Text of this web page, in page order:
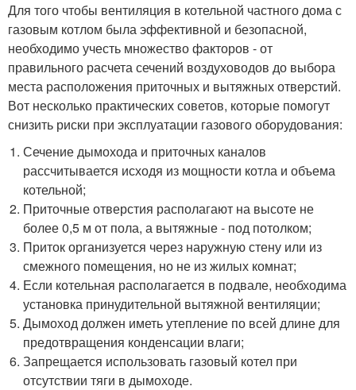
Для того чтобы вентиляция в котельной частного дома с
газовым котлом была эффективной и безопасной,
необходимо учесть множество факторов - от
правильного расчета сечений воздуховодов до выбора
места расположения приточных и вытяжных отверстий.
Вот несколько практических советов, которые помогут
снизить риски при эксплуатации газового оборудования:
Сечение дымохода и приточных каналов
рассчитывается исходя из мощности котла и объема
котельной;
Приточные отверстия располагают на высоте не
более 0,5 м от пола, а вытяжные - под потолком;
Приток организуется через наружную стену или из
смежного помещения, но не из жилых комнат;
Если котельная располагается в подвале, необходима
установка принудительной вытяжной вентиляции;
Дымоход должен иметь утепление по всей длине для
предотвращения конденсации влаги;
Запрещается использовать газовый котел при
отсутствии тяги в дымоходе.